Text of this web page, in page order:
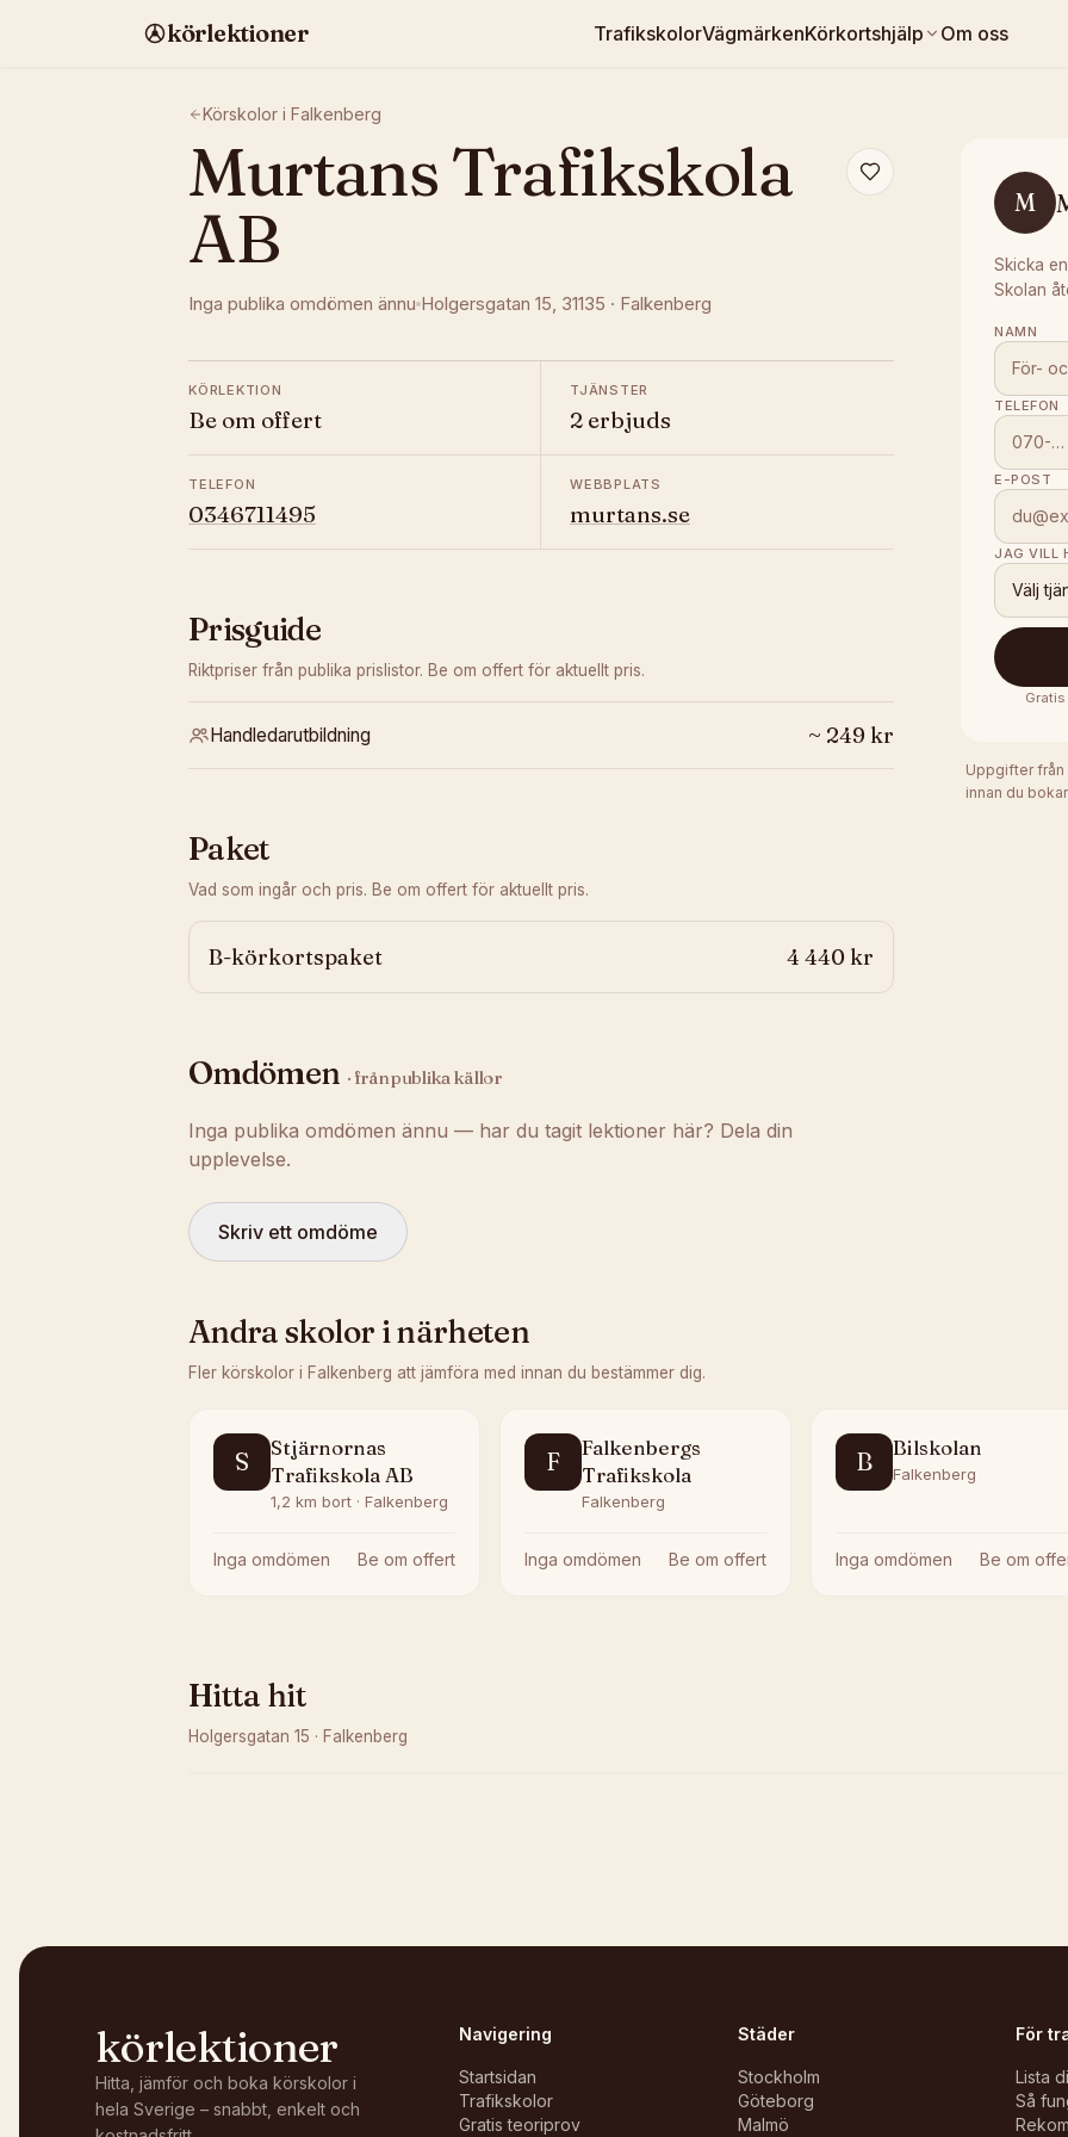
körlektioner TrafikskolorVägmärkenKörkortshjälp Om oss
Körskolor i Falkenberg
Murtans Trafikskola
AB
Inga publika omdömen ännu Holgersgatan 15, 31135 · Falkenberg
KÖRLEKTION
Be om offert
TJÄNSTER
2 erbjuds
TELEFON
0346711495
WEBBPLATS
murtans.se
Prisguide
Riktpriser från publika prislistor. Be om offert för aktuellt pris.
Handledarutbildning ~ 249 kr
Paket
Vad som ingår och pris. Be om offert för aktuellt pris.
B-körkortspaket 4 440 kr
Omdömen · från publika källor
Inga publika omdömen ännu — har du tagit lektioner här? Dela din
upplevelse.
Skriv ett omdöme
M
Skicka
Skolan
NAMN
TELEFON
E-POST
JAG VILL
Välj
Uppgifter från
innan du
Andra skolor i närheten
Fler körskolor i Falkenberg att jämföra med innan du bestämmer dig.
S
Stjärnornas
Trafikskola AB
1,2 km bort · Falkenberg
Inga omdömen Be om offert
F
Falkenbergs
Trafikskola
Falkenberg
Inga omdömen Be om offert
B Bilskolan
Falkenberg
Inga omdömen Be om
Hitta hit
Holgersgatan 15 · Falkenberg
körlektioner
Hitta, jämför och boka körskolor i
hela Sverige – snabbt, enkelt och
Navigering
Startsidan
Trafikskolor
Gratis teoriprov
Städer
Stockholm
Göteborg
Malmö
För
Lista
Så